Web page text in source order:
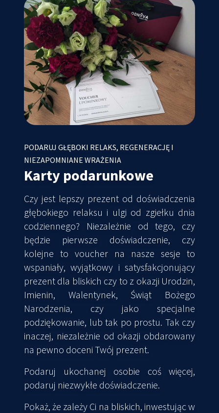
PODARUJ GŁĘBOKI RELAKS, REGENERACJĘ I
NIEZAPOMNIANE WRAŻENIA
Karty podarunkowe
Czy jest lepszy prezent od doświadczenia
głębokiego relaksu i ulgi od zgiełku dnia
codziennego? Niezależnie od tego, czy
będzie pierwsze doświadczenie, czy
kolejne to voucher na nasze sesje to
wspaniały, wyjątkowy i satysfakcjonujący
prezent dla bliskich czy to z okazji Urodzin,
Imienin, Walentynek, Świąt Bożego
Narodzenia, czy jako specjalne
podziękowanie, lub tak po prostu. Tak czy
inaczej, niezależnie od okazji obdarowany
na pewno doceni Twój prezent.
Podaruj ukochanej osobie coś więcej,
podaruj niezwykłe doświadczenie.
Pokaż, że zależy Ci na bliskich, inwestując w